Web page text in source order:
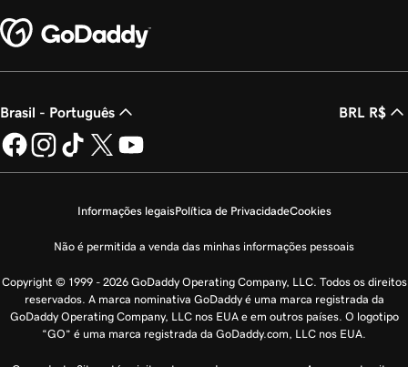
Brasil - Português BRL R$
Informações legaisPolítica de PrivacidadeCookies
Não é permitida a venda das minhas informações pessoais
Copyright © 1999 - 2026 GoDaddy Operating Company, LLC. Todos os direitos
reservados. A marca nominativa GoDaddy é uma marca registrada da
GoDaddy Operating Company, LLC nos EUA e em outros países. O logotipo
“GO” é uma marca registrada da GoDaddy.com, LLC nos EUA.